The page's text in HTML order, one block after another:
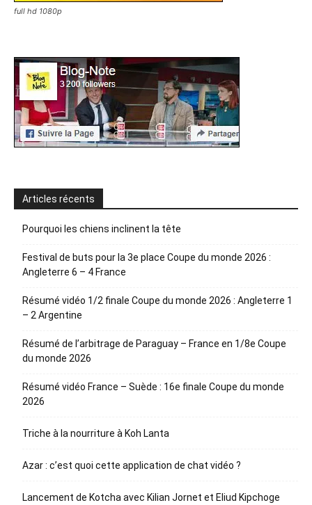
full hd 1080p
Articles récents
Pourquoi les chiens inclinent la tête
Festival de buts pour la 3e place Coupe du monde 2026 :
Angleterre 6 – 4 France
Résumé vidéo 1/2 finale Coupe du monde 2026 : Angleterre 1
– 2 Argentine
Résumé de l’arbitrage de Paraguay – France en 1/8e Coupe
du monde 2026
Résumé vidéo France – Suède : 16e finale Coupe du monde
2026
Triche à la nourriture à Koh Lanta
Azar : c’est quoi cette application de chat vidéo ?
Lancement de Kotcha avec Kilian Jornet et Eliud Kipchoge